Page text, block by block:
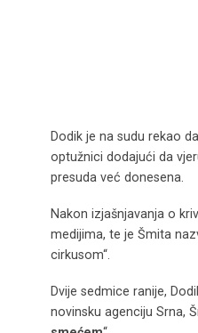
Dodik je na sudu rekao
optužnici dodajući da
presuda već donesena.
Nakon izjašnjavanja o
medijima, te je Šmita
cirkusom“.
Dvije sedmice ranije,
novinsku agenciju Srna,